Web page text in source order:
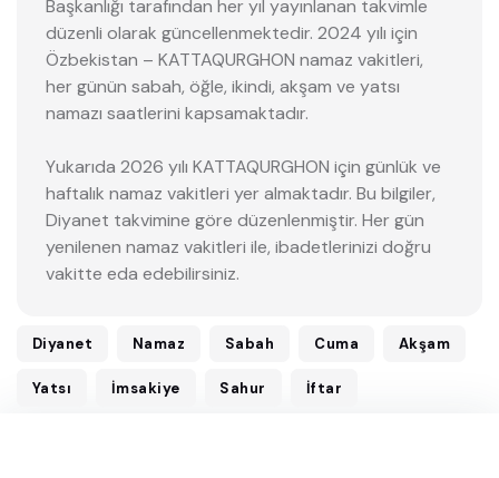
Başkanlığı tarafından her yıl yayınlanan takvimle
düzenli olarak güncellenmektedir. 2024 yılı için
Özbekistan – KATTAQURGHON namaz vakitleri,
her günün sabah, öğle, ikindi, akşam ve yatsı
namazı saatlerini kapsamaktadır.
Yukarıda 2026 yılı KATTAQURGHON için günlük ve
haftalık namaz vakitleri yer almaktadır. Bu bilgiler,
Diyanet takvimine göre düzenlenmiştir. Her gün
yenilenen namaz vakitleri ile, ibadetlerinizi doğru
vakitte eda edebilirsiniz.
Diyanet Namaz Sabah Cuma Akşam
Yatsı İmsakiye Sahur İftar